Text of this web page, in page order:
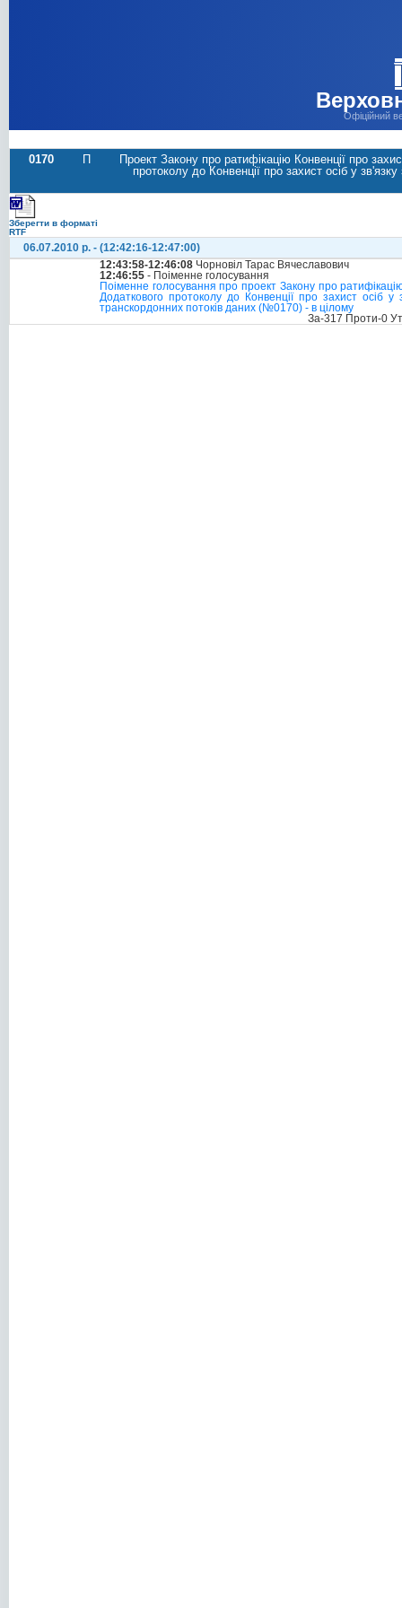
Офіційний
0170 П
Проект Закону про ратифікацію Конвенції про
протоколу до Конвенції про захист осіб у
Зберегти в форматі
RTF
06.07.2010 р. - (12:42:16-12:47:00)
12:43:58-12:46:08 Чорновіл Тарас Вячеславович
12:46:55 - Поіменне голосування
Поіменне голосування про проект Закону про
Додаткового протоколу до Конвенції про захист осіб
транскордонних потоків даних (№0170) - в цілому
За-317 Проти-0